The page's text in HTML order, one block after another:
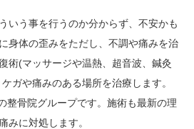
いう事を行うのか分からず、不安かも
身体の歪みをただし、不調や痛みを治
術(マッサージや温熱、超音波、鍼灸
ガや痛みのある場所を治療します。
整骨院グループです。施術も最新の理
みに対処します。